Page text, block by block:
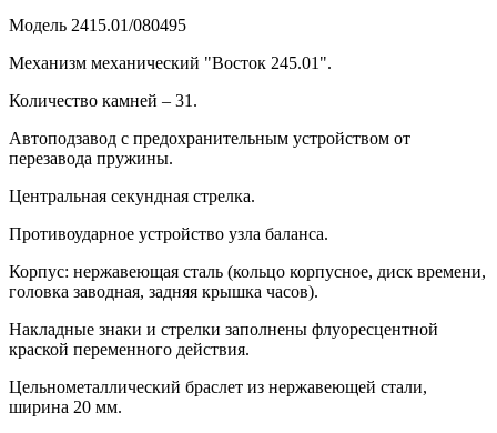
Модель 2415.01/080495
Механизм механический "Восток 245.01".
Количество камней – 31.
Автоподзавод с предохранительным устройством от
перезавода пружины.
Центральная секундная стрелка.
Противоударное устройство узла баланса.
Корпус: нержавеющая сталь (кольцо корпусное, диск времени,
головка заводная, задняя крышка часов).
Накладные знаки и стрелки заполнены флуоресцентной
краской переменного действия.
Цельнометаллический браслет из нержавеющей стали,
ширина 20 мм.